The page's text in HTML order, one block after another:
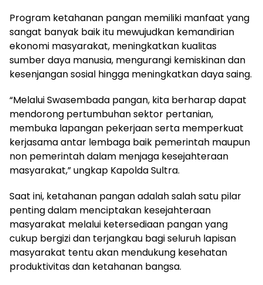
Program ketahanan pangan memiliki manfaat yang
sangat banyak baik itu mewujudkan kemandirian
ekonomi masyarakat, meningkatkan kualitas
sumber daya manusia, mengurangi kemiskinan dan
kesenjangan sosial hingga meningkatkan daya saing.
“Melalui Swasembada pangan, kita berharap dapat
mendorong pertumbuhan sektor pertanian,
membuka lapangan pekerjaan serta memperkuat
kerjasama antar lembaga baik pemerintah maupun
non pemerintah dalam menjaga kesejahteraan
masyarakat,” ungkap Kapolda Sultra.
Saat ini, ketahanan pangan adalah salah satu pilar
penting dalam menciptakan kesejahteraan
masyarakat melalui ketersediaan pangan yang
cukup bergizi dan terjangkau bagi seluruh lapisan
masyarakat tentu akan mendukung kesehatan
produktivitas dan ketahanan bangsa.